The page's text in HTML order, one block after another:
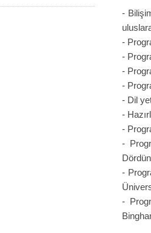
-
-
-
-
-
- Dil
-
-
-
-
-